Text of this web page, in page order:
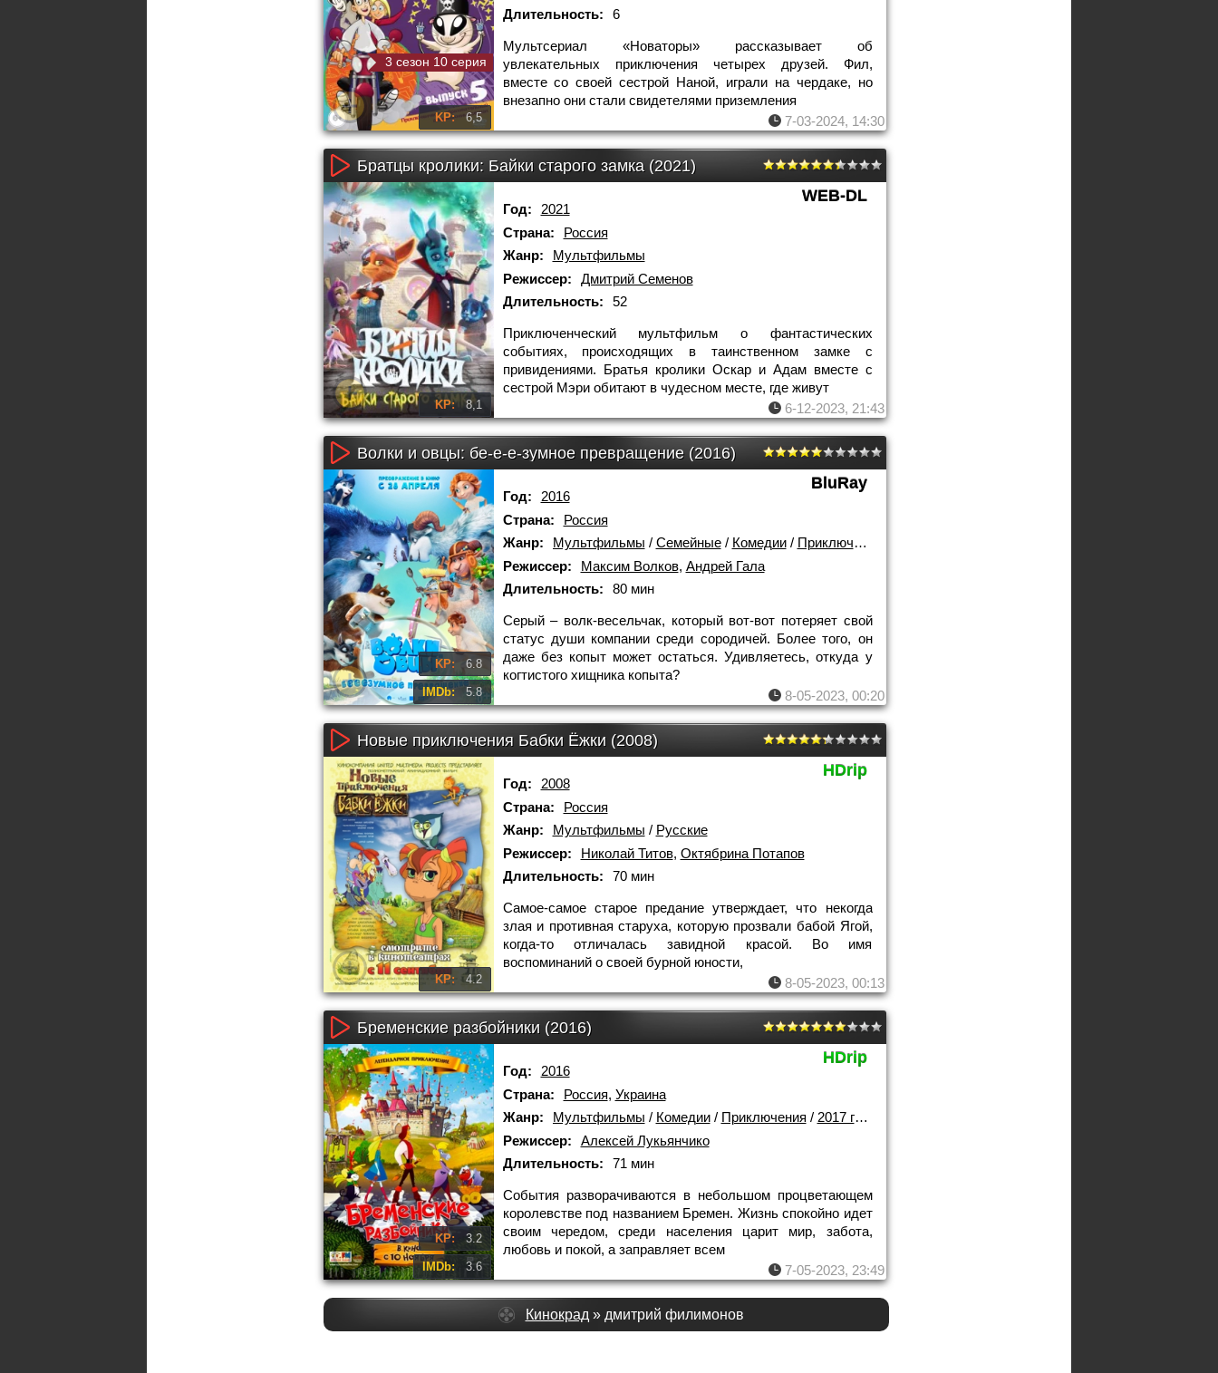
3 сезон 10 серия
KP: 6,5
Длительность:
6
Мультсериал «Новаторы» рассказывает об
увлекательных приключения четырех друзей. Фил,
вместе со своей сестрой Наной, играли на чердаке, но
внезапно они стали свидетелями приземления
7-03-2024, 14:30
Братцы кролики: Байки старого замка (2021)
KP: 8,1
WEB-DL
Год:
2021
Страна:
Россия
Жанр:
Мультфильмы
Режиссер:
Дмитрий Семенов
Длительность:
52
Приключенческий мультфильм о фантастических
событиях, происходящих в таинственном замке с
привидениями. Братья кролики Оскар и Адам вместе с
сестрой Мэри обитают в чудесном месте, где живут
6-12-2023, 21:43
Волки и овцы: бе-е-е-зумное превращение (2016)
KP: 6.8
IMDb: 5.8
BluRay
Год:
2016
Страна:
Россия
Жанр:
Мультфильмы / Семейные/ Комедии/ Приключения
Режиссер:
Максим Волков, Андрей Гала
Длительность:
80 мин
Серый – волк-весельчак, который вот-вот потеряет свой
статус души компании среди сородичей. Более того, он
даже без копыт может остаться. Удивляетесь, откуда у
когтистого хищника копыта?
8-05-2023, 00:20
Новые приключения Бабки Ёжки (2008)
KP: 4.2
HDrip
Год:
2008
Страна:
Россия
Жанр:
Мультфильмы / Русские
Режиссер:
Николай Титов, Октябрина Потапов
Длительность:
70 мин
Самое-самое старое предание утверждает, что некогда
злая и противная старуха, которую прозвали бабой Ягой,
когда-то отличалась завидной красой. Во имя
воспоминаний о своей бурной юности,
8-05-2023, 00:13
Бременские разбойники (2016)
KP: 3.2
IMDb: 3.6
HDrip
Год:
2016
Страна:
Россия, Украина
Жанр:
Мультфильмы / Комедии/ Приключения / 2017 года
Режиссер:
Алексей Лукьянчико
Длительность:
71 мин
События разворачиваются в небольшом процветающем
королевстве под названием Бремен. Жизнь спокойно идет
своим чередом, среди населения царит мир, забота,
любовь и покой, а заправляет всем
7-05-2023, 23:49
Кинокрад » дмитрий филимонов